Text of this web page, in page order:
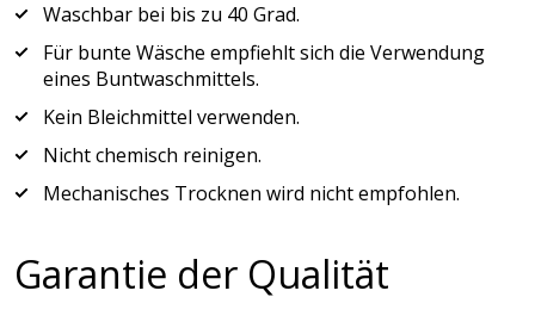
Waschbar bei bis zu 40 Grad.
Für bunte Wäsche empfiehlt sich die Verwendung
eines Buntwaschmittels.
Kein Bleichmittel verwenden.
Nicht chemisch reinigen.
Mechanisches Trocknen wird nicht empfohlen.
Garantie der Qualität